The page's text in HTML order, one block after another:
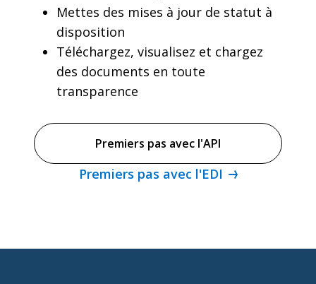
Mettes des mises à jour de statut à
disposition
Téléchargez, visualisez et chargez
des documents en toute
transparence
Premiers pas avec l'API
Premiers pas avec l'EDI